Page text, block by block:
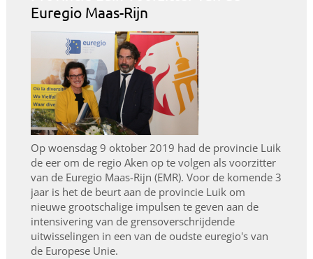
Euregio Maas-Rijn
Op woensdag 9 oktober 2019 had de provincie Luik
de eer om de regio Aken op te volgen als voorzitter
van de Euregio Maas-Rijn (EMR). Voor de komende 3
jaar is het de beurt aan de provincie Luik om
nieuwe grootschalige impulsen te geven aan de
intensivering van de grensoverschrijdende
uitwisselingen in een van de oudste euregio's van
de Europese Unie.